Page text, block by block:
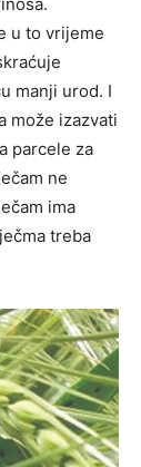
u to vrijeme
manji urod. I
može izazvati
parcele za
ne
ima
treba